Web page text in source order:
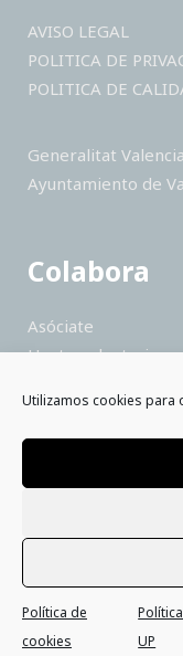
Utilizamos cookies para
Política de
cookies
UP
AVISO LEGAL
POLITICA DE
POLITICA DE
Generalitat
Ayuntamiento de
Colabora
Asóciate
Hazte voluntario
Colabora como
Saber más